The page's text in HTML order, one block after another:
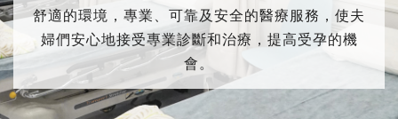
舒適的環境，專業、可靠及安全的醫療服務，使夫
婦們安心地接受專業診斷和治療，提高受孕的機
會。